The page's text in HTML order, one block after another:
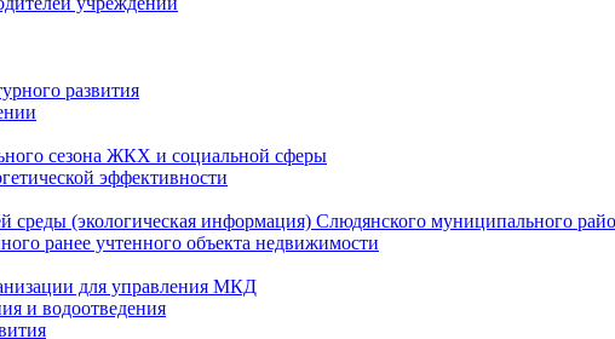
развития
сезона ЖКХ и социальной сферы
эффективности
(экологическая информация) Слюдянского муниципального
ранее учтенного объекта недвижимости
для управления МКД
и водоотведения